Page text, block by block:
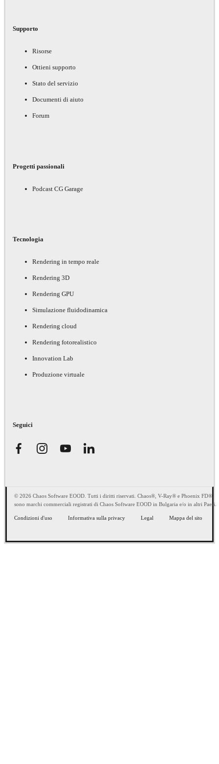
Supporto
Risorse
Ottieni supporto
Stato del servizio
Documenti di aiuto
Forum
Progetti passionali
Podcast CG Garage
Tecnologia
Rendering in tempo reale
Rendering 3D
Rendering GPU
Simulazione fluidodinamica
Rendering cloud
Rendering fotorealistico
Innovation Lab
Produzione virtuale
Seguici
© 2026 Chaos Software EOOD. Tutti i diritti riservati. Chaos®, V-Ray® e Phoenix FD®
sono marchi commerciali registrati di Chaos Software EOOD in Bulgaria e/o in altri Paesi.
Condizioni d'uso Informativa sulla privacy Legal Mappa del sito